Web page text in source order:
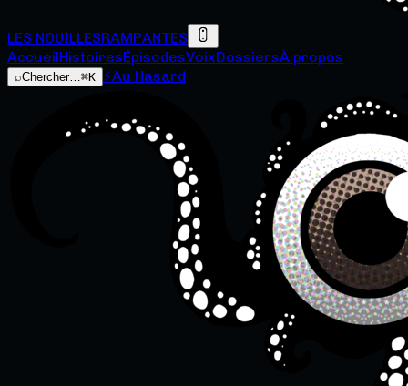
LES NOUILLESRAMPANTES
AccueilHistoiresÉpisodesVoixDossiersÀ propos
⌕Chercher…⌘K ⚡Au Hasard